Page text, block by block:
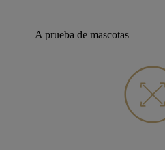
A prueba de mascotas